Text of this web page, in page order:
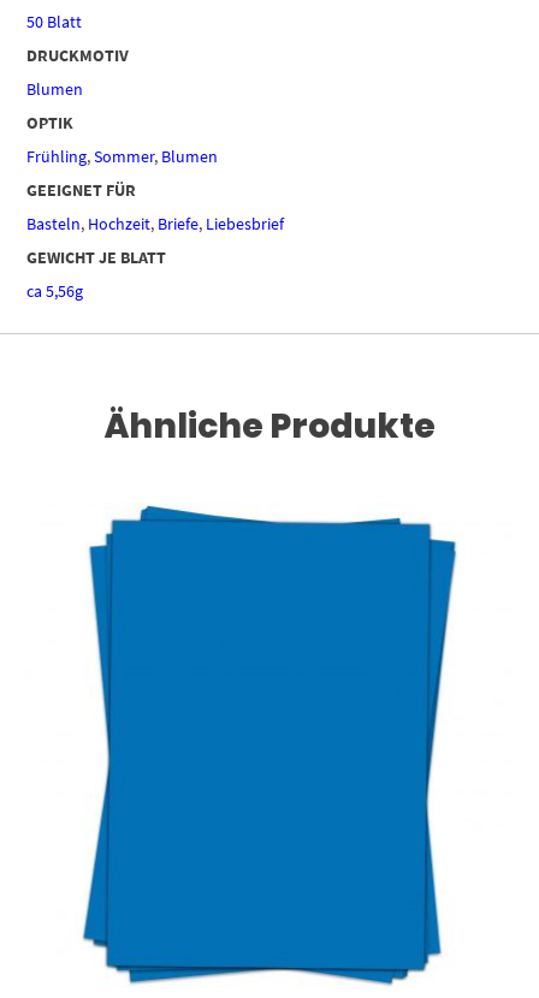
50 Blatt
DRUCKMOTIV
Blumen
OPTIK
Frühling,Sommer, Blumen
GEEIGNET FÜR
Basteln, Hochzeit, Briefe, Liebesbrief
GEWICHT JE BLATT
ca 5,56g
Ähnliche Produkte